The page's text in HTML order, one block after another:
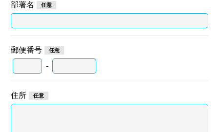
部署名
郵便番号
-
住所